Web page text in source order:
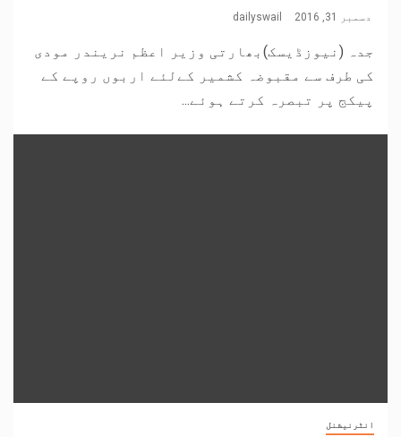
دسمبر 31, 2016 dailyswail
جدہ (نیوزڈیسک)بھارتی وزیر اعظم نریندر مودی
کی طرف سے مقبوضہ کشمیر کےلئے اربوں روپے کے
پیکج پر تبصرہ کرتے ہوئے...
انٹرنیشنل